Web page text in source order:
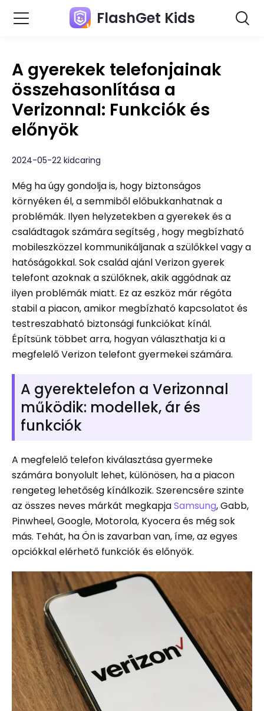
FlashGet Kids
A gyerekek telefonjainak
összehasonlítása a
Verizonnal: Funkciók és
előnyök
2024-05-22 kidcaring
Még ha úgy gondolja is, hogy biztonságos
környéken él, a semmiből előbukkanhatnak a
problémák. Ilyen helyzetekben a gyerekek és a
családtagok számára segítség , hogy megbízható
mobileszközzel kommunikáljanak a szülőkkel vagy a
hatóságokkal. Sok család ajánl Verizon gyerek
telefont azoknak a szülőknek, akik aggódnak az
ilyen problémák miatt. Ez az eszköz már régóta
stabil a piacon, amikor megbízható kapcsolatot és
testreszabható biztonsági funkciókat kínál.
Építsünk többet arra, hogyan választhatja ki a
megfelelő Verizon telefont gyermekei számára.
A gyerektelefon a Verizonnal
működik: modellek, ár és
funkciók
A megfelelő telefon kiválasztása gyermeke
számára bonyolult lehet, különösen, ha a piacon
rengeteg lehetőség kínálkozik. Szerencsére szinte
az összes neves márkát megkapjaSamsung, Gabb,
Pinwheel, Google, Motorola, Kyocera és még sok
más. Tehát, ha Ön is zavarban van, íme, az egyes
opciókkal elérhető funkciók és előnyök.